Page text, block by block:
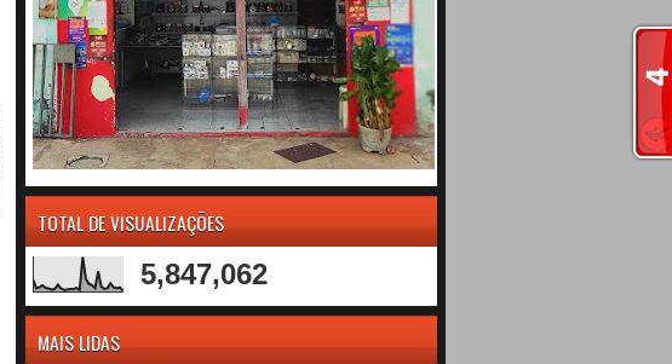
TOTAL DE VISUALIZAÇÕES
5,847,062
MAIS LIDAS